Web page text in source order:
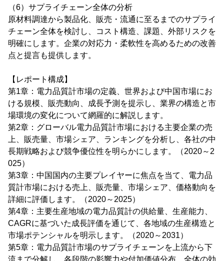
（6）サプライチェーン全体の分析
原材料調達から製品化、販売・流通に至るまでのサプライ
チェーン全体を検討し、コスト構造、課題、外部リスクを
明確にします。企業の対応力・柔軟性を高めるための改善
点と提言も提供します。
【レポート構成】
第1章：電力品質計市場の定義、世界および中国市場にお
ける規模、販売動向、成長予測を提示し、業界の構造と市
場環境の変化について網羅的に解説します。
第2章：グローバル電力品質計市場における主要企業の売
上、販売量、市場シェア、ランキングを分析し、各社の中
長期戦略および競争優位性を明らかにします。（2020～2
025）
第3章：中国国内の主要プレイヤーに焦点を当て、電力品
質計市場における売上、販売量、市場シェア、価格動向を
詳細に評価します。（2020～2025）
第4章：主要生産地域の電力品質計の供給量、生産能力、
CAGRに基づいた成長評価を通じて、各地域の生産構造と
市場ポテンシャルを明示します。（2020～2031）
第5章：電力品質計市場のサプライチェーンを上流から下
流まで分解し、各段階の影響力や付加価値分布、全体の効